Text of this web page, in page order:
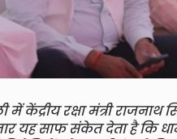
में केंद्रीय रक्षा मंत्री
यह साफ संकेत देता है कि